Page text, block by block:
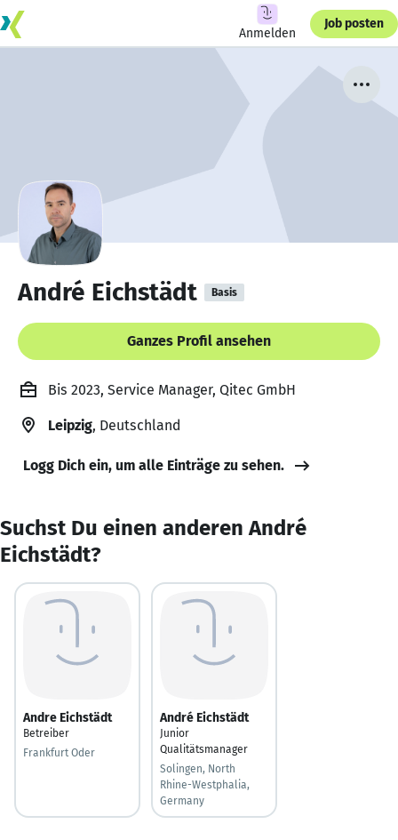
Anmelden
Job posten
André Eichstädt Basis
Ganzes Profil ansehen
Bis 2023, Service Manager, Qitec GmbH
Leipzig, Deutschland
Logg Dich ein, um alle Einträge zu sehen.
Suchst Du einen anderen André
Eichstädt?
Andre Eichstädt
Betreiber
Frankfurt Oder
André Eichstädt
Junior
Qualitätsmanager
Solingen, North
Rhine-Westphalia,
Germany